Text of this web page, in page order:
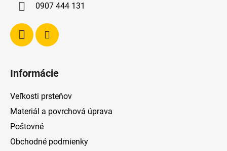
0907 444 131
Informácie
Veľkosti prsteňov
Materiál a povrchová úprava
Poštovné
Obchodné podmienky